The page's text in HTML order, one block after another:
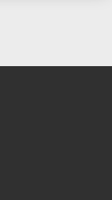
2023 / 2024